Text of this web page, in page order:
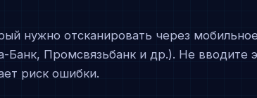
нужно отсканировать через мобильное
Промсвязьбанк и др.). Не вводите
риск ошибки.